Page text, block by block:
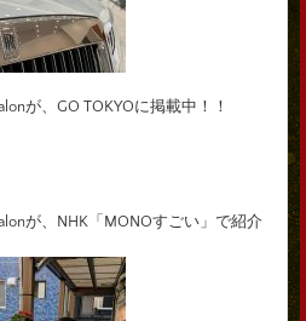
が、GO TOKYOに掲載中！！
が、NHK「MONOすごい」で紹介